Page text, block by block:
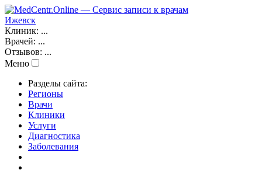
Ижевск
Клиник: ...
Врачей: ...
Отзывов: ...
Меню
Разделы сайта:
Регионы
Врачи
Клиники
Услуги
Диагностика
Заболевания